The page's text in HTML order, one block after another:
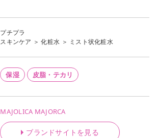
プチプラ
スキンケア ＞化粧水 ＞ ミスト状化粧水
保湿 皮脂・テカリ
MAJOLICA MAJORCA
ブランドサイトを見る